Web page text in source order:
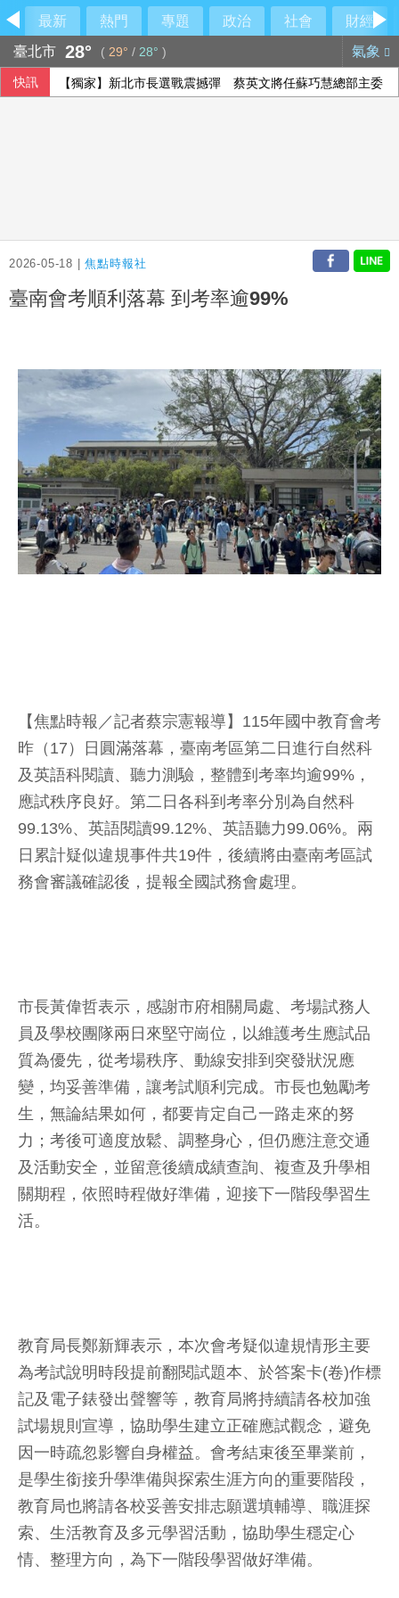
最新 熱門 專題 政治 社會
財經
臺北市 28° ( 29° / 28° ) 氣象
快訊 【獨家】新北市長選戰震撼彈 蔡英文將任蘇巧慧總部主委
2026-05-18 |焦點時報社
臺南會考順利落幕 到考率逾99%
【焦點時報／記者蔡宗憲報導】115年國中教育會考
昨（17）日圓滿落幕，臺南考區第二日進行自然科
及英語科閱讀、聽力測驗，整體到考率均逾99%，
應試秩序良好。第二日各科到考率分別為自然科
99.13%、英語閱讀99.12%、英語聽力99.06%。兩
日累計疑似違規事件共19件，後續將由臺南考區試
務會審議確認後，提報全國試務會處理。
市長黃偉哲表示，感謝市府相關局處、考場試務人
員及學校團隊兩日來堅守崗位，以維護考生應試品
質為優先，從考場秩序、動線安排到突發狀況應
變，均妥善準備，讓考試順利完成。市長也勉勵考
生，無論結果如何，都要肯定自己一路走來的努
力；考後可適度放鬆、調整身心，但仍應注意交通
及活動安全，並留意後續成績查詢、複查及升學相
關期程，依照時程做好準備，迎接下一階段學習生
活。
教育局長鄭新輝表示，本次會考疑似違規情形主要
為考試說明時段提前翻閱試題本、於答案卡(卷)作標
記及電子錶發出聲響等，教育局將持續請各校加強
試場規則宣導，協助學生建立正確應試觀念，避免
因一時疏忽影響自身權益。會考結束後至畢業前，
是學生銜接升學準備與探索生涯方向的重要階段，
教育局也將請各校妥善安排志願選填輔導、職涯探
索、生活教育及多元學習活動，協助學生穩定心
情、整理方向，為下一階段學習做好準備。